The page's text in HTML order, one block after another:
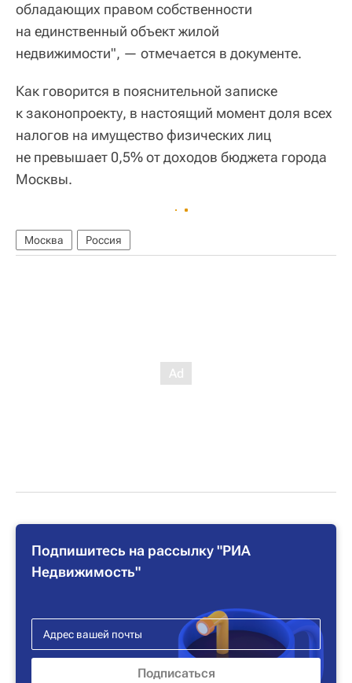
обладающих правом собственности
на единственный объект жилой
недвижимости", — отмечается в документе.
Как говорится в пояснительной записке
к законопроекту, в настоящий момент доля всех
налогов на имущество физических лиц
не превышает 0,5% от доходов бюджета города
Москвы.
Москва Россия
Подпишитесь на рассылку "РИА
Недвижимость"